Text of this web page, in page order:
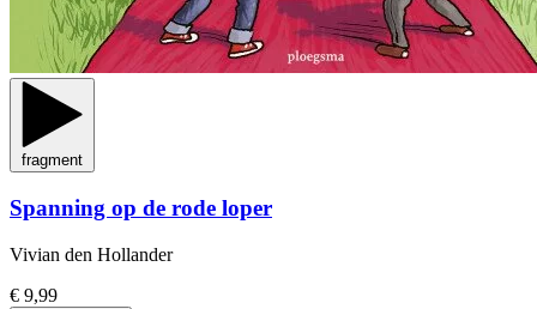
fragment
Spanning op de rode loper
Vivian den Hollander
€ 9,99